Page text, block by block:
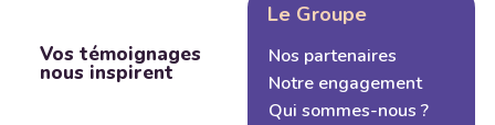
Vos témoignages
nous inspirent
Le Groupe
Nos partenaires
Notre engagement
Qui sommes-nous ?